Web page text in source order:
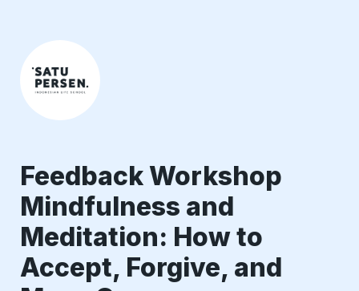
Feedback Workshop
Mindfulness and
Meditation: How to
Accept, Forgive, and